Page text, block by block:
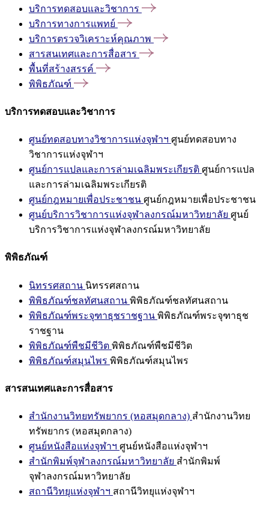
บริการทดสอบและวิชาการ
บริการทางการแพทย์
บริการตรวจวิเคราะห์คุณภาพ
สารสนเทศและการสื่อสาร
พื้นที่สร้างสรรค์
พิพิธภัณฑ์
บริการทดสอบและวิชาการ
ศูนย์ทดสอบทางวิชาการแห่งจุฬาฯ ศูนย์ทดสอบทาง
วิชาการแห่งจุฬาฯ
ศูนย์การแปลและการล่ามเฉลิมพระเกียรติ ศูนย์การแปล
และการล่ามเฉลิมพระเกียรติ
ศูนย์กฎหมายเพื่อประชาชน ศูนย์กฎหมายเพื่อประชาชน
ศูนย์บริการวิชาการแห่งจุฬาลงกรณ์มหาวิทยาลัย ศูนย์
บริการวิชาการแห่งจุฬาลงกรณ์มหาวิทยาลัย
พิพิธภัณฑ์
นิทรรศสถาน นิทรรศสถาน
พิพิธภัณฑ์ชลทัศนสถาน พิพิธภัณฑ์ชลทัศนสถาน
พิพิธภัณฑ์พระจุฑาธุชราชฐาน พิพิธภัณฑ์พระจุฑาธุช
ราชฐาน
พิพิธภัณฑ์พืชมีชีวิต พิพิธภัณฑ์พืชมีชีวิต
พิพิธภัณฑ์สมุนไพร พิพิธภัณฑ์สมุนไพร
สารสนเทศและการสื่อสาร
สำนักงานวิทยทรัพยากร (หอสมุดกลาง) สำนักงานวิทย
ทรัพยากร (หอสมุดกลาง)
ศูนย์หนังสือแห่งจุฬาฯ ศูนย์หนังสือแห่งจุฬาฯ
สำนักพิมพ์จุฬาลงกรณ์มหาวิทยาลัย สำนักพิมพ์
จุฬาลงกรณ์มหาวิทยาลัย
สถานีวิทยุแห่งจุฬาฯ สถานีวิทยุแห่งจุฬาฯ